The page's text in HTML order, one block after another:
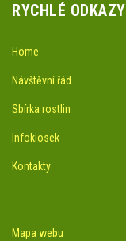
RYCHLÉ ODKAZY
Home
Návštěvní řád
Sbírka rostlin
Infokiosek
Kontakty
Mapa webu